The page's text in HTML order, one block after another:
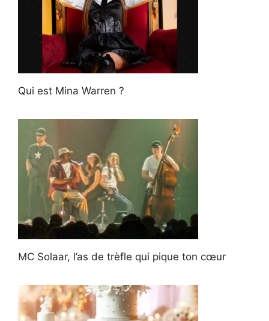
Qui est Mina Warren ?
MC Solaar, l’as de trèfle qui pique ton cœur